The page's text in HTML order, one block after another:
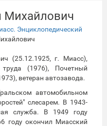
Михайлович
Энциклопедический
(25.12.1925, г. Миасс),
труда (1976), Почетный
ветеран автозавода.
автомобильном
слесарем. В 1943-
служба. В 1949 году
году окончил Миасский